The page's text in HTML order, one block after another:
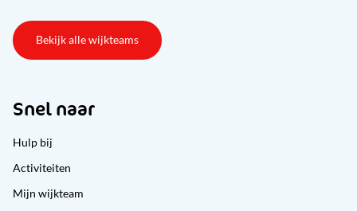
Bekijk alle wijkteams
Snel naar
Hulp bij
Activiteiten
Mijn wijkteam